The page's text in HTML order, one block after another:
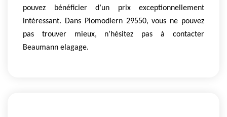
pouvez bénéficier d’un prix exceptionnellement
intéressant. Dans Plomodiern 29550, vous ne pouvez
pas trouver mieux, n’hésitez pas à contacter
Beaumann elagage.